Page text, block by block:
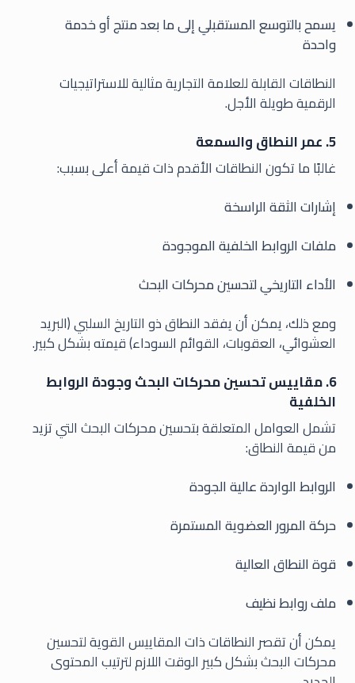
يسمح بالتوسع المستقبلي إلى ما بعد منتج أو خدمة
واحدة
النطاقات القابلة للعلامة التجارية مثالية للاستراتيجيات
الرقمية طويلة الأجل.
5. عمر النطاق والسمعة
غالبًا ما تكون النطاقات الأقدم ذات قيمة أعلى بسبب:
إشارات الثقة الراسخة
ملفات الروابط الخلفية الموجودة
الأداء التاريخي لتحسين محركات البحث
ومع ذلك، يمكن أن يفقد النطاق ذو التاريخ السلبي (البريد
العشوائي، العقوبات، القوائم السوداء) قيمته بشكل كبير.
6. مقاييس تحسين محركات البحث وجودة الروابط
الخلفية
تشمل العوامل المتعلقة بتحسين محركات البحث التي تزيد
من قيمة النطاق:
الروابط الواردة عالية الجودة
حركة المرور العضوية المستمرة
قوة النطاق العالية
ملف روابط نظيف
يمكن أن تقصر النطاقات ذات المقاييس القوية لتحسين
محركات البحث بشكل كبير الوقت اللازم لترتيب المحتوى